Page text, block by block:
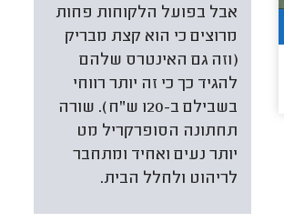
אבל בפועל הלקוחות פחות
מרוצים כי הוא קצת מבריק
(וזה גם האינטרס שלהם
להגיד כך כי זה יותר רווחי
בשבילם ב-120 ש"ח). שורה
תחתונה הסופרקריל מט
יותר נעים ואחיד ומתחבר
לריהוט ולחלל הבית.